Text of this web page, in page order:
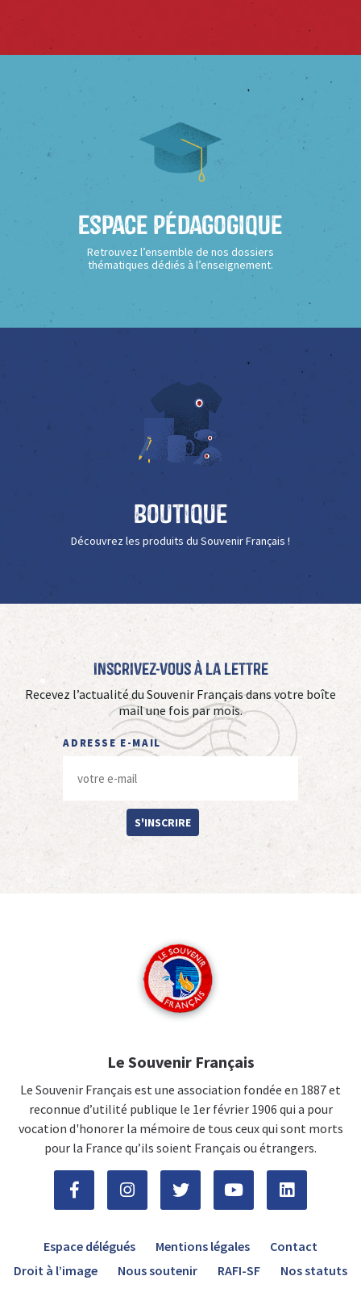
Espace Pédagogique
Retrouvez l’ensemble de nos dossiers
thématiques dédiés à l’enseignement.
Boutique
Découvrez les produits du Souvenir Français !
Inscrivez-vous à La Lettre
Recevez l’actualité du Souvenir Français dans votre boîte
mail une fois par mois.
ADRESSE E-MAIL
S'INSCRIRE
Le Souvenir Français
Le Souvenir Français est une association fondée en 1887 et
reconnue d’utilité publique le 1er février 1906 qui a pour
vocation d'honorer la mémoire de tous ceux qui sont morts
pour la France qu’ils soient Français ou étrangers.
Espace délégués Mentions légales
Contact
Droit à l’image
Nous soutenir RAFI-SF Nos statuts